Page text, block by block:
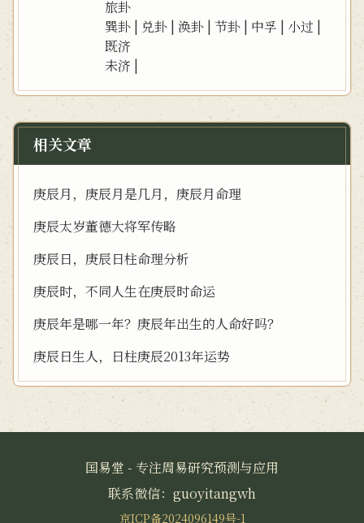
旅卦
巽卦 | 兑卦 |涣卦 |节卦 | 中孚 | 小过 |
既济
未济 |
相关文章
庚辰月，庚辰月是几月，庚辰月命理
庚辰太岁董德大将军传略
庚辰日，庚辰日柱命理分析
庚辰时，不同人生在庚辰时命运
庚辰年是哪一年？庚辰年出生的人命好吗？
庚辰日生人，日柱庚辰2013年运势
国易堂 - 专注周易研究预测与应用
联系微信：guoyitangwh
京ICP备2024096149号-1